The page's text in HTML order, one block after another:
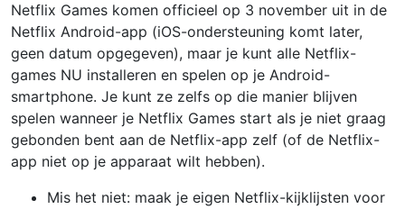
Netflix Games komen officieel op 3 november uit in de
Netflix Android-app (iOS-ondersteuning komt later,
geen datum opgegeven), maar je kunt alle Netflix-
games NU installeren en spelen op je Android-
smartphone. Je kunt ze zelfs op die manier blijven
spelen wanneer je Netflix Games start als je niet graag
gebonden bent aan de Netflix-app zelf (of de Netflix-
app niet op je apparaat wilt hebben).
Mis het niet: maak je eigen Netflix-kijklijsten voor